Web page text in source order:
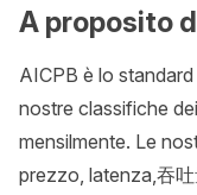
A proposito
AICPB è lo
nostre classifiche
mensilmente. Le
prezzo, latenza,吞